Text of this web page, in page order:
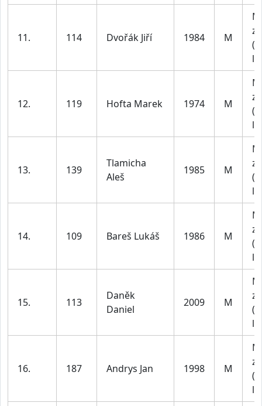
11. 114 Dvořák Jiří 1984 M
12. 119 Hofta Marek 1974 M
13. 139
Tlamicha
Aleš
1985 M
14. 109 Bareš Lukáš 1986 M
15. 113
Daněk
Daniel
2009 M
16. 187 Andrys Jan 1998 M